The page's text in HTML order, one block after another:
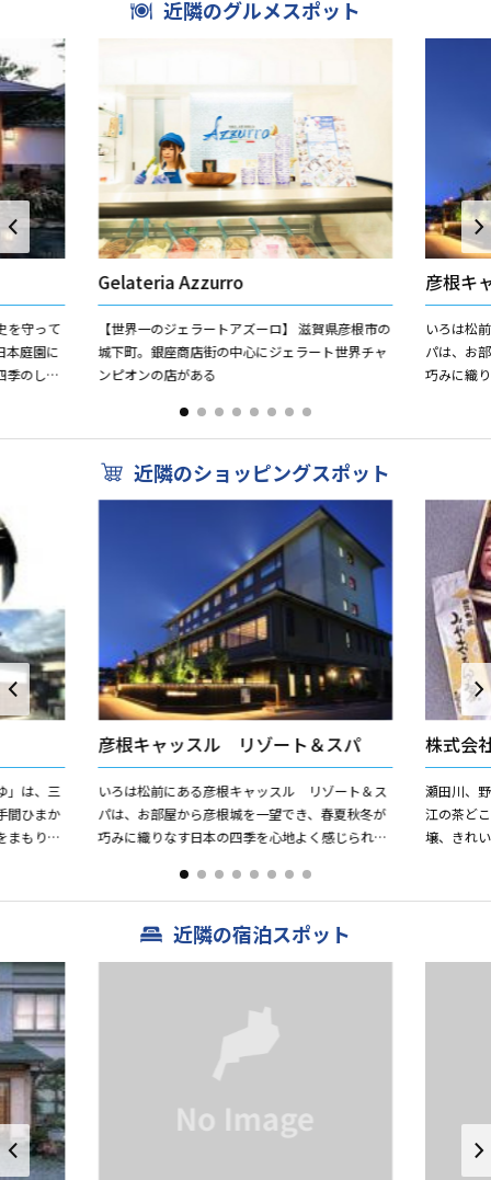
近隣のグルメスポット
を守って
本庭園に
季のしつ
Gelateria Azzurro
【世界一のジェラートアズーロ】 滋賀県彦根市の
城下町。銀座商店街の中心にジェラート世界チャ
ンピオンの店がある
彦根キ
いろは松
パは、お
巧みに織
近隣のショッピングスポット
」は、三
間ひまか
まもり続
彦根キャッスル リゾート＆スパ
いろは松前にある彦根キャッスル リゾート＆ス
パは、お部屋から彦根城を一望でき、春夏秋冬が
巧みに織りなす日本の四季を心地よく感じられる
雅で、スタッフ一同、皆様...
株式会
瀬田川、
江の茶ど
壌、きれ
近隣の宿泊スポット